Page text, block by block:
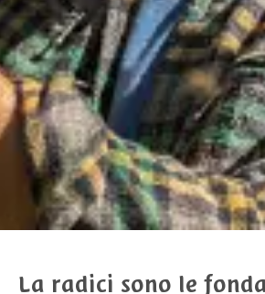
La radici sono le